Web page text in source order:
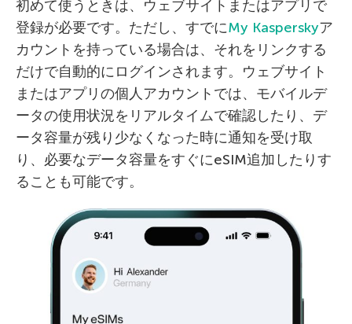
初めて使うときは、ウェブサイトまたはアプリで
登録が必要です。ただし、すでにMy Kasperskyア
カウントを持っている場合は、それをリンクする
だけで自動的にログインされます。ウェブサイト
またはアプリの個人アカウントでは、モバイルデ
ータの使用状況をリアルタイムで確認したり、デ
ータ容量が残り少なくなった時に通知を受け取
り、必要なデータ容量をすぐにeSIM追加したりす
ることも可能です。